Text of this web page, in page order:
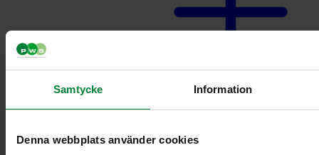
Samtycke Information
Denna webbplats använder cookies
Vaunuteline 3-4 jakeelle